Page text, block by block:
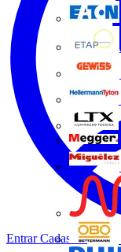
EntrarCadastrar